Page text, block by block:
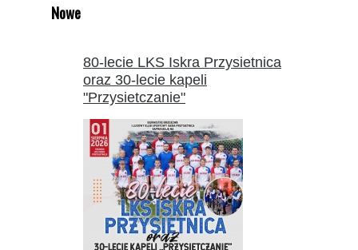
Nowe
80-lecie LKS Iskra Przysietnica
oraz 30-lecie kapeli
"Przysietczanie"